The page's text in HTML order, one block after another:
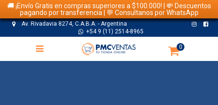
🚚 ¡Envío Gratis en compras superiores a $100.000! | 💸 Descuentos
pagando por transferencia | 💬 Consultanos por WhatsApp
Av. Rivadavia 8274, C.A.B.A. - Argentina
+54 9 (11) 2514-8965
0